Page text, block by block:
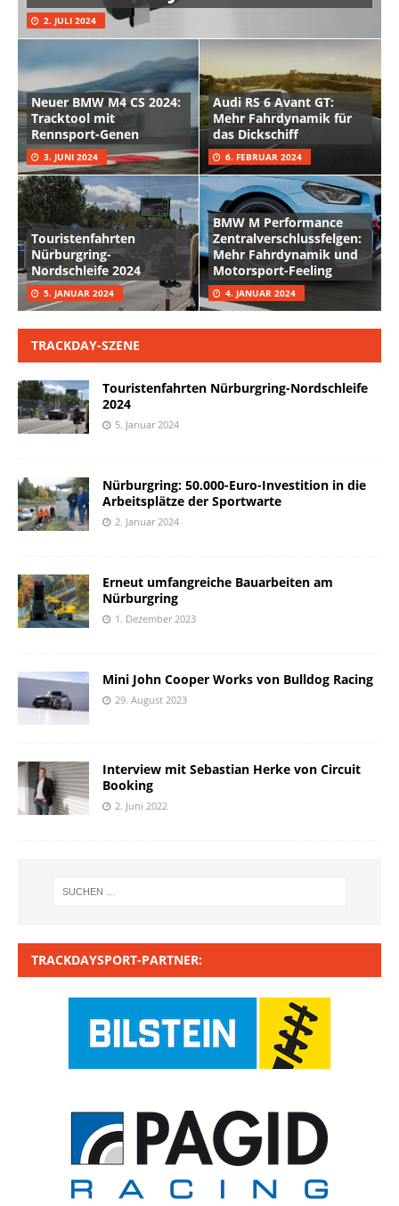
2. JULI 2024
Neuer BMW M4 CS 2024:
Tracktool mit
Rennsport-Genen
3. JUNI 2024
Audi RS 6 Avant GT:
Mehr Fahrdynamik für
das Dickschiff
6. FEBRUAR 2024
Touristenfahrten
Nürburgring-
Nordschleife 2024
5. JANUAR 2024
BMW M Performance
Zentralverschlussfelgen:
Mehr Fahrdynamik und
Motorsport-Feeling
4. JANUAR 2024
TRACKDAY-SZENE
Touristenfahrten Nürburgring-Nordschleife
2024
5. Januar 2024
Nürburgring: 50.000-Euro-Investition in die
Arbeitsplätze der Sportwarte
2. Januar 2024
Erneut umfangreiche Bauarbeiten am
Nürburgring
1. Dezember 2023
Mini John Cooper Works von Bulldog Racing
29. August 2023
Interview mit Sebastian Herke von Circuit
Booking
2. Juni 2022
TRACKDAYSPORT-PARTNER: